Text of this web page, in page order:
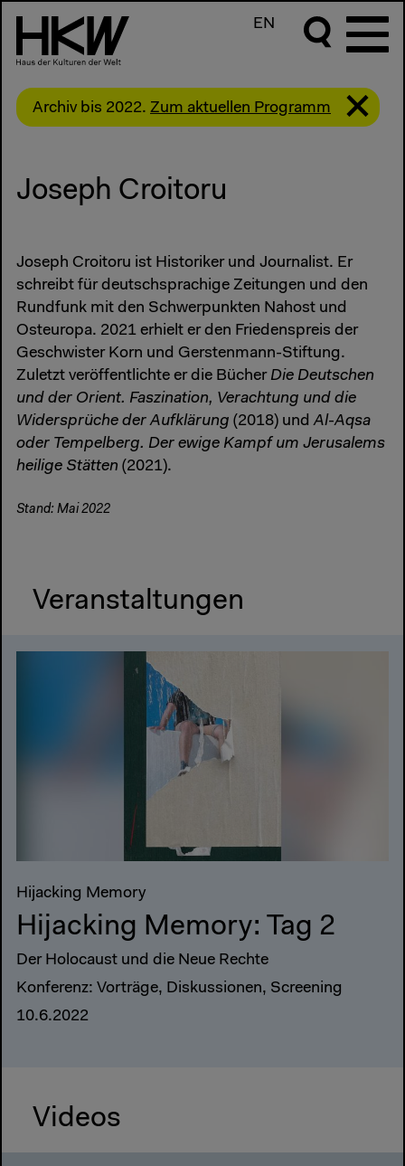
EN
Archiv bis 2022. Zum aktuellen Programm
Joseph Croitoru
Joseph Croitoru ist Historiker und Journalist. Er
schreibt für deutschsprachige Zeitungen und den
Rundfunk mit den Schwerpunkten Nahost und
Osteuropa. 2021 erhielt er den Friedenspreis der
Geschwister Korn und Gerstenmann-Stiftung.
Zuletzt veröffentlichte er die Bücher Die Deutschen
und der Orient. Faszination, Verachtung und die
Widersprüche der Aufklärung (2018) undAl-Aqsa
oder Tempelberg. Der ewige Kampf um Jerusalems
heilige Stätten (2021).
Stand: Mai 2022
Veranstaltungen
Hijacking Memory
Hijacking Memory: Tag 2
Der Holocaust und die Neue Rechte
Konferenz: Vorträge, Diskussionen, Screening
10.6.2022
Videos